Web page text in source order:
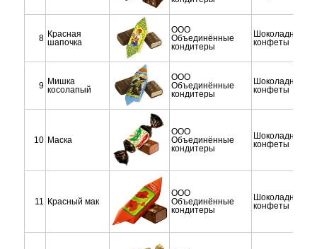
8 Красная
шапочка
ООО
Объединённые
кондитеры
Шоколадные
конфеты
9 Мишка
косолапый
ООО
Объединённые
кондитеры
Шоколадные
конфеты
10 Маска
ООО
Объединённые
кондитеры
Шоколадные
конфеты
11 Красный мак
ООО
Объединённые
кондитеры
Шоколадные
конфеты